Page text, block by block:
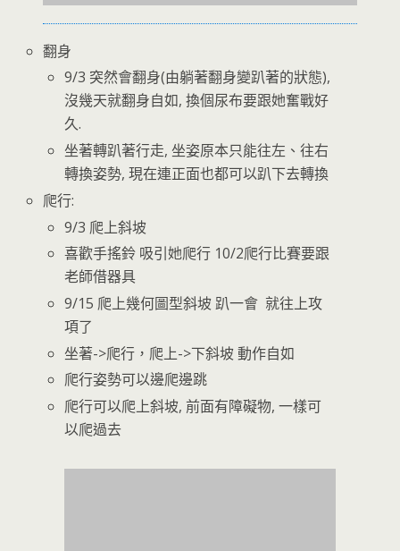
翻身
9/3 突然會翻身(由躺著翻身變趴著的狀態),
沒幾天就翻身自如, 換個尿布要跟她奮戰好
久.
坐著轉趴著行走, 坐姿原本只能往左、往右
轉換姿勢, 現在連正面也都可以趴下去轉換
爬行:
9/3 爬上斜坡
喜歡手搖鈴 吸引她爬行 10/2爬行比賽要跟
老師借器具
9/15 爬上幾何圖型斜坡 趴一會 就往上攻
項了
坐著->爬行，爬上->下斜坡 動作自如
爬行姿勢可以邊爬邊跳
爬行可以爬上斜坡, 前面有障礙物, 一樣可
以爬過去